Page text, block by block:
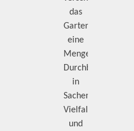
das
Gartenglück
eine
Menge
Durchblick
in
Sachen
Vielfalt
und